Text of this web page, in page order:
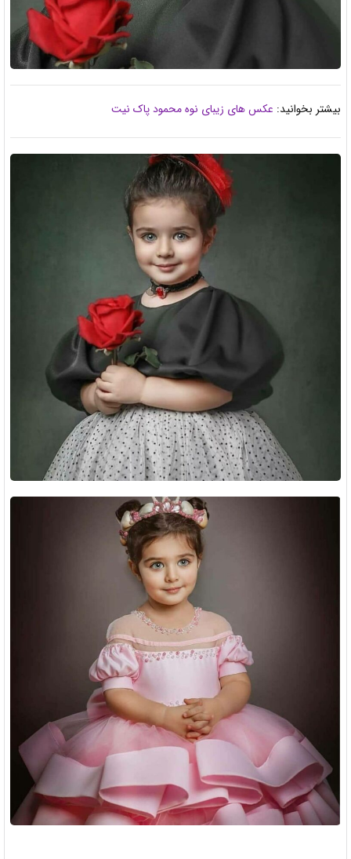
بیشتر بخوانید: عکس های زیبای نوه محمود پاک نیت